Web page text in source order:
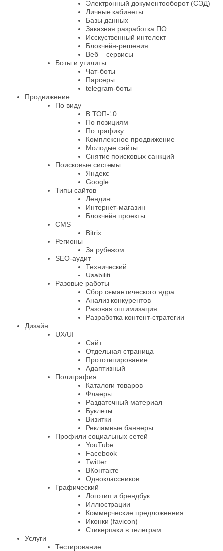
Электронный документооборот (СЭД)
Личные кабинеты
Базы данных
Заказная разработка ПО
Исскуственный интелект
Блокчейн-решения
Веб – сервисы
Боты и утилиты
Чат-боты
Парсеры
telegram-боты
Продвижение
По виду
В ТОП-10
По позициям
По трафику
Комплексное продвижение
Молодые сайты
Снятие поисковых санкций
Поисковые системы
Яндекс
Google
Типы сайтов
Лендинг
Интернет-магазин
Блокчейн проекты
CMS
Bitrix
Регионы
За рубежом
SEO-аудит
Технический
Usabiliti
Разовые работы
Сбор семантического ядра
Анализ конкурентов
Разовая оптимизация
Pазработка контент-стратегии
Дизайн
UX/UI
Сайт
Отдельная страница
Прототипирование
Адаптивный
Полиграфия
Каталоги товаров
Флаеры
Раздаточный материал
Буклеты
Визитки
Рекламные баннеры
Профили социальных сетей
YouTube
Facebook
Twitter
ВКонтакте
Одноклассников
Графический
Логотип и брендбук
Иллюстрации
Коммерческие предложенеия
Иконки (favicon)
Стикерпаки в телеграм
Услуги
Тестирование